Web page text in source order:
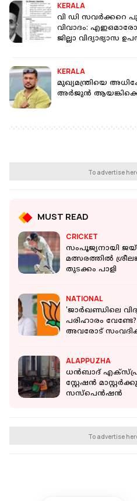
KERALA
വി ഡി സവർക്കറെ
വിവാദം:
ജില്ലാ വിദ്യാഭ്യാസ
KERALA
മുഖ്യമന്ത്രിയെ
അർജുൻ
To advertise
MUST READ
CRICKET
സംപൂജ്യനായി
മത്സരത്തില്‍
തുടക്കം പാളി
NATIONAL
'ജാർഖണ്ഡിലെ
പരിഹാരം
അവരോട്
ALAPPUZHA
ധന്‍ബാദ് എക്‌സ്പ്രസ്
സ്റ്റേഷന്‍
സസ്‌പെന്‍ഷന്‍
To advertise